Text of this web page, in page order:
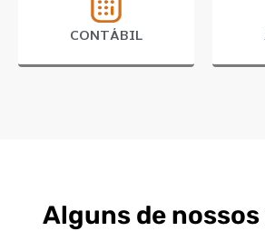
CONTÁBIL
Alguns de